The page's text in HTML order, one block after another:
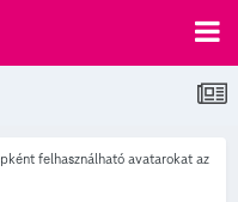
felhasználható avatarokat az